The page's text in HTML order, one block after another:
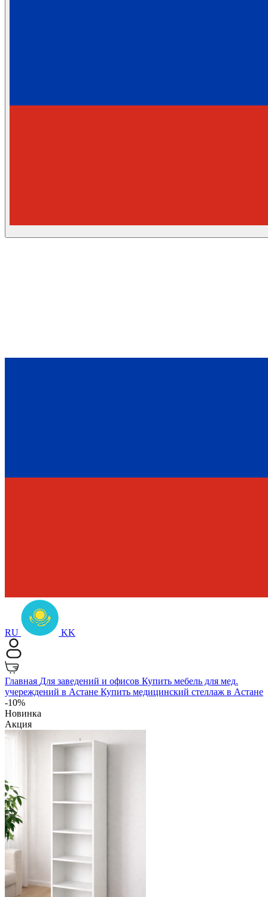
RU KK
Главная Для заведений и офисов Купить мебель для мед.
учереждений в Астане Купить медицинский стеллаж в Астане
-10%
Новинка
Акция